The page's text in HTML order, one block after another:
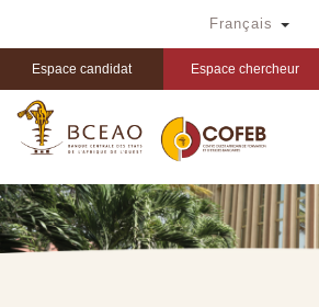
principal
Français
Espace candidat Espace chercheur